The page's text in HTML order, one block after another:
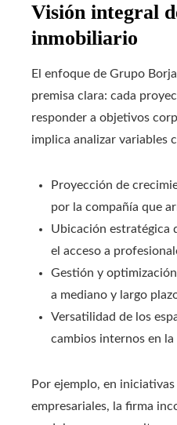
Visión integral
inmobiliario
El enfoque de Grupo
premisa clara: cada
responder a objetivos
implica analizar variables
Proyección de
por la compañía que
Ubicación estratégica
el acceso a
Gestión y
a mediano y largo
Versatilidad de los
cambios internos en la
Por ejemplo, en
empresariales, la firma